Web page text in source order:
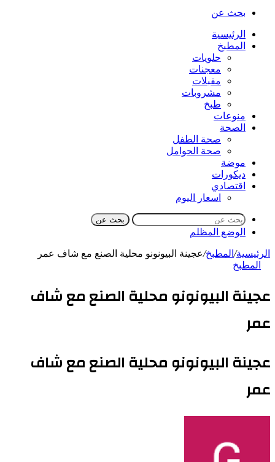
بحث عن
الرئيسية
المطبخ
حلويات
معجنات
مقبلات
مشروبات
طبخ
منوعات
الصحة
صحة الطفل
صحة الحوامل
موضة
ديكورات
اقتصادي
اسعار اليوم
بحث عن
الوضع المظلم
الرئيسية/ المطبخ/عجينة البيونونو محلية الصنع مع شاف عمر
المطبخ
عجينة البيونونو محلية الصنع مع شاف
عمر
عجينة البيونونو محلية الصنع مع شاف
عمر